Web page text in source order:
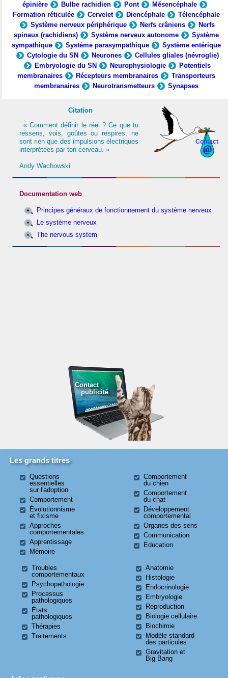
épinière
Bulbe rachidien Pont
Mésencéphale
Formation réticulée
Cervelet Diencéphale
Télencéphale
Système nerveux périphérique
Nerfs crâniens
Nerfs
spinaux (rachidiens)
Système nerveux autonome
Système
sympathique
Système parasympathique
Système entérique
Cytologie du SN
Neurones
Cellules gliales (névroglie)
Embryologie du SN
Neurophysiologie
Potentiels
membranaires
Récepteurs membranaires
Transporteurs
membranaires
Neurotransmetteurs Synapses
Contact
Citation
« Comment définir le réel ? Ce que tu
ressens, vois, goûtes ou respires, ne
sont rien que des impulsions électriques
interprétées par ton cerveau. »
Andy Wachowski
Documentation web
Principes généraux de fonctionnement du système nerveux
Le système nerveux
The nervous system
Contact
publicité
Les grands titres
Questions
essentielles
sur l'adoption
Comportement
Évolutionnisme
et fixisme
Approches
comportementales
Apprentissage
Mémoire
Comportement
du chien
Comportement
du chat
Développement
comportemental
Organes des sens
Communication
Éducation
Troubles
comportementaux
Psychopathologie
Processus
pathologiques
États
pathologiques
Thérapies
Traitements
Anatomie
Histologie
Endocrinologie
Embryologie
Reproduction
Biologie cellulaire
Biochimie
Modèle standard
des particules
Gravitation et
Big Bang